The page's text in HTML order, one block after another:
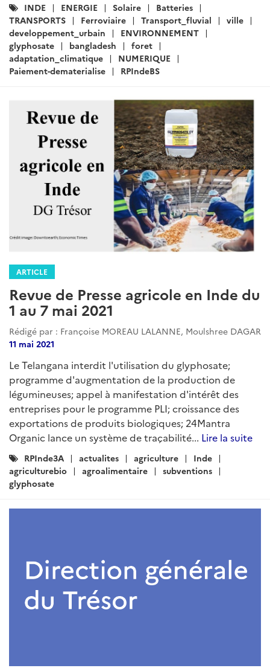
Catégories
:
INDE ENERGIE Solaire
Batteries
TRANSPORTS
Ferroviaire Transport_fluvial
ville
developpement_urbain
ENVIRONNEMENT
glyphosate
bangladesh
foret
adaptation_climatique
NUMERIQUE
Paiement-dematerialise
RPIndeBS
ARTICLE
Revue de Presse agricole en Inde du
1 au 7 mai 2021
Rédigé par : Françoise MOREAU LALANNE, Moulshree DAGAR
11 mai 2021
Le Telangana interdit l'utilisation du glyphosate;
programme d'augmentation de la production de
légumineuses; appel à manifestation d'intérêt des
entreprises pour le programme PLI; croissance des
exportations de produits biologiques; 24Mantra
Organic lance un système de traçabilité... Lire la suite
Catégories
:
RPInde3A actualites agriculture
Inde
agriculturebio
agroalimentaire
subventions
glyphosate